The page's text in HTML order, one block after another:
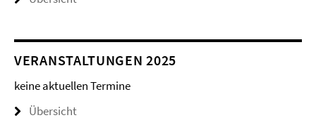
VERANSTALTUNGEN 2025
keine aktuellen Termine
Übersicht